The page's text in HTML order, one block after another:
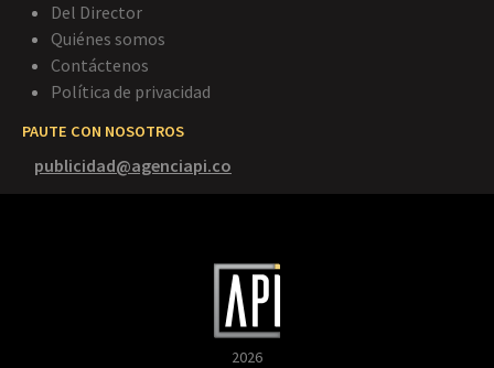
Del Director
Quiénes somos
Contáctenos
Política de privacidad
PAUTE CON NOSOTROS
publicidad@agenciapi.co
2026